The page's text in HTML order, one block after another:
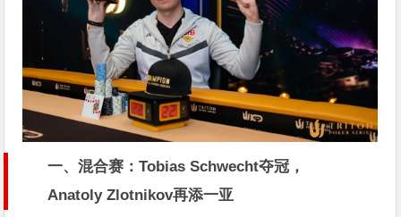
一、混合赛：Tobias Schwecht夺冠，
Anatoly Zlotnikov再添一亚